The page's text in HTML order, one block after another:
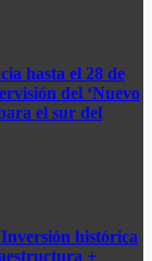
hasta el 28 de
del ‘Nuevo
el sur del
histórica
+